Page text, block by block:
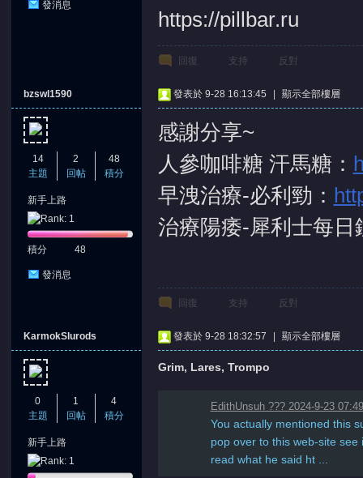
發消息
https://pillbar.ru
回復 支持 反對
bzswl1590
14
主題
2
回帖
48
積分
新手上路
積分 48
發消息
發表於 9-28 16:13:45 顯示全部樓層
感謝分享~
人參咖啡糖 汗馬糖：
早洩治療-必利勁：
治療陽痿-犀利士每日
回復 支持 反對
KarmokSlurods
0
主題
1
回帖
4
積分
新手上路
發表於 9-28 18:32:57 顯示全部樓層
Grim, Lares, Trompo
EdithUnsuh ??? 2024-9-23 07:49
You actually mentioned this
pop over to this web-site see
read what he said ht ...